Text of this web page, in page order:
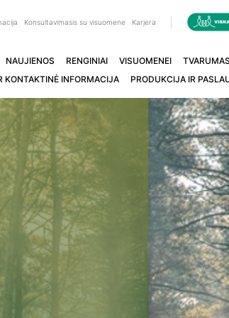
Konsultavimasis su visuomene Karjera
NAUJIENOS RENGINIAI VISUOMENEI TVARUMAS
KONTAKTINĖ INFORMACIJA
PRODUKCIJA IR